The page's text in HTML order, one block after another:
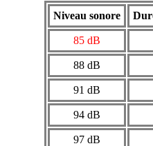
Niveau sonore
85 dB
88 dB
91 dB
94 dB
97 dB